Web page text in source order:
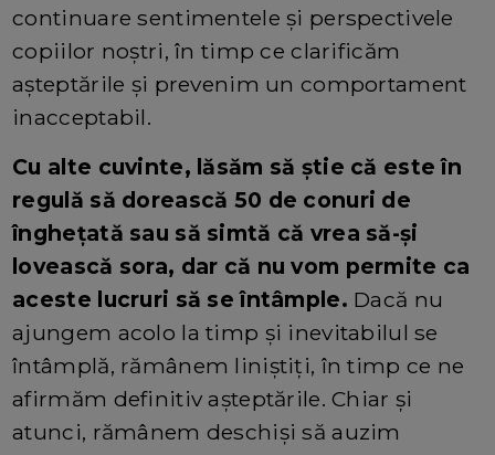
continuare sentimentele și perspectivele
copiilor noștri, în timp ce clarificăm
așteptările și prevenim un comportament
inacceptabil.
Cu alte cuvinte, lăsăm să știe că este în
regulă să dorească 50 de conuri de
înghețată sau să simtă că vrea să-și
lovească sora, dar că nu vom permite ca
aceste lucruri să se întâmple. Dacă nu
ajungem acolo la timp și inevitabilul se
întâmplă, rămânem liniștiți, în timp ce ne
afirmăm definitiv așteptările. Chiar și
atunci, rămânem deschiși să auzim